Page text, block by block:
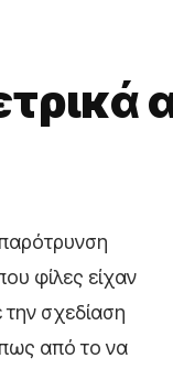
φίλες είχαν
την σχεδίαση
από το να